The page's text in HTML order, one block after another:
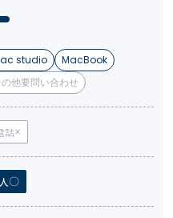
studio
MacBook
の他要問い合わせ
話